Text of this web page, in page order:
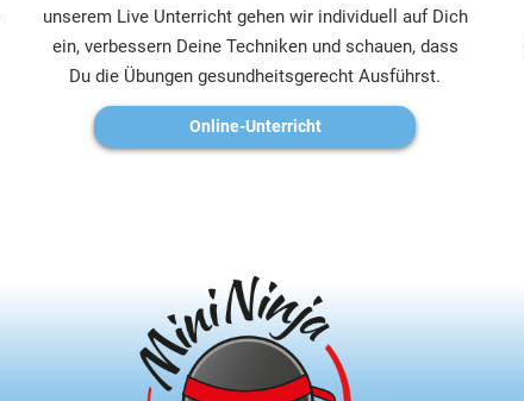
unserem Live Unterricht gehen wir individuell auf Dich
ein, verbessern Deine Techniken und schauen, dass
Du die Übungen gesundheitsgerecht Ausführst.
Online-Unterricht